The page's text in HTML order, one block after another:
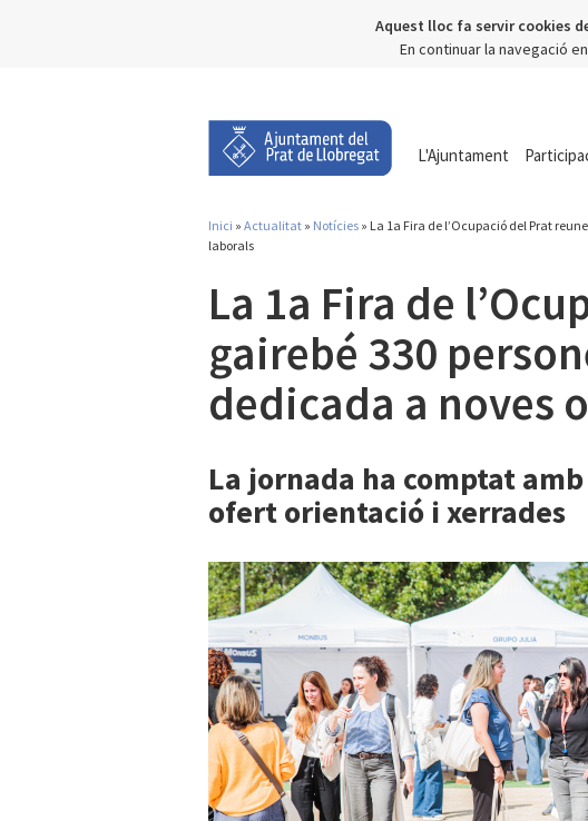
Aquest lloc fa servir cookies
En continuar la navegació
L'Ajuntament
Esteu aquí
Inici » Actualitat » Notícies » La 1a Fira de l’Ocupació del Prat
laborals
La 1a Fira de
gairebé 330
dedicada a noves
La jornada ha comptat
ofert orientació i xerrades